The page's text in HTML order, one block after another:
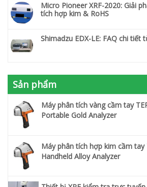
Micro Pioneer XRF-2020: Giải
tích hợp kim & RoHS
Shimadzu EDX-LE: FAQ chi tiết
Sản phẩm
Máy phân tích vàng cầm tay
Portable Gold Analyzer
Máy phân tích hợp kim cầm tay
Handheld Alloy Analyzer